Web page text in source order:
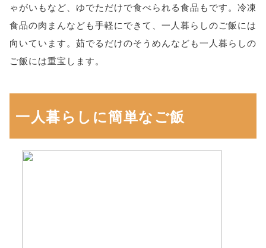
ゃがいもなど、ゆでただけで食べられる食品もです。冷凍
食品の肉まんなども手軽にできて、一人暮らしのご飯には
向いています。茹でるだけのそうめんなども一人暮らしの
ご飯には重宝します。
一人暮らしに簡単なご飯